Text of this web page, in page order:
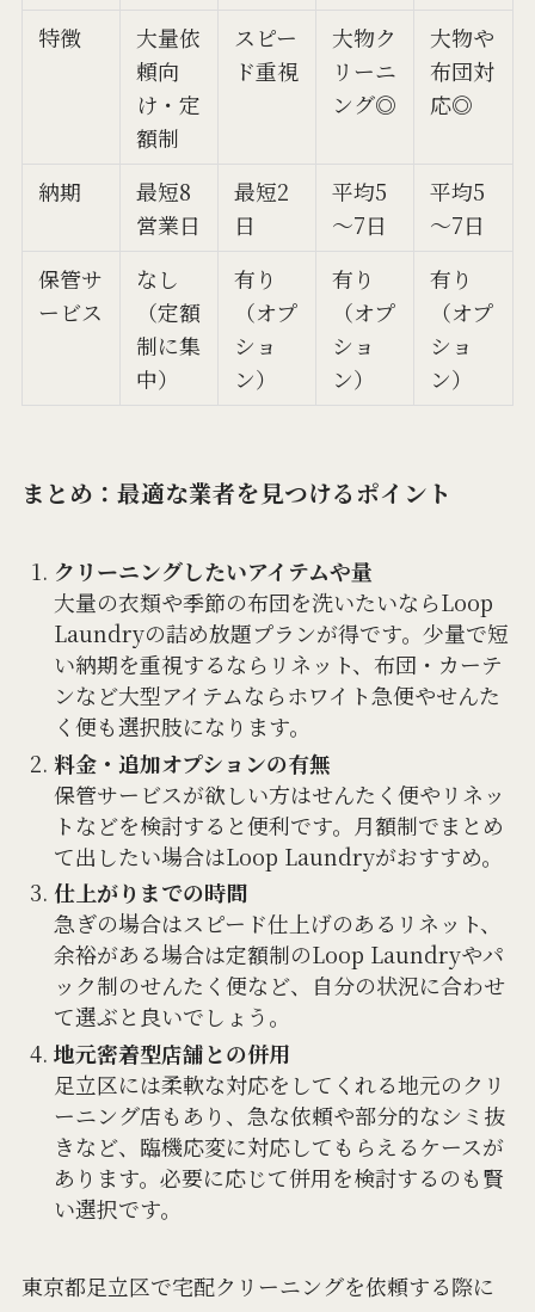
特徴
大量依
頼向
け・定
額制
スピー
ド重視
大物ク
リーニ
ング◎
大物や
布団対
応◎
納期
最短8
営業日
最短2
日
平均5
～7日
平均5
～7日
保管サ
ービス
なし
（定額
制に集
中）
有り
（オプ
ショ
ン）
有り
（オプ
ショ
ン）
有り
（オプ
ショ
ン）
まとめ：最適な業者を見つけるポイント
クリーニングしたいアイテムや量
大量の衣類や季節の布団を洗いたいならLoop
Laundryの詰め放題プランが得です。少量で短
い納期を重視するならリネット、布団・カーテ
ンなど大型アイテムならホワイト急便やせんた
く便も選択肢になります。
料金・追加オプションの有無
保管サービスが欲しい方はせんたく便やリネッ
トなどを検討すると便利です。月額制でまとめ
て出したい場合はLoop Laundryがおすすめ。
仕上がりまでの時間
急ぎの場合はスピード仕上げのあるリネット、
余裕がある場合は定額制のLoop Laundryやパ
ック制のせんたく便など、自分の状況に合わせ
て選ぶと良いでしょう。
地元密着型店舗との併用
足立区には柔軟な対応をしてくれる地元のクリ
ーニング店もあり、急な依頼や部分的なシミ抜
きなど、臨機応変に対応してもらえるケースが
あります。必要に応じて併用を検討するのも賢
い選択です。
東京都足立区で宅配クリーニングを依頼する際に